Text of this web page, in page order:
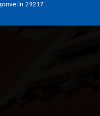
29217